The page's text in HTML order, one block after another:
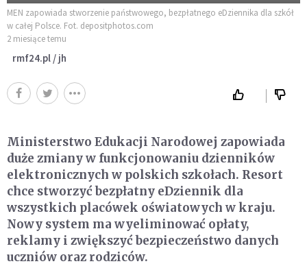
MEN zapowiada stworzenie państwowego, bezpłatnego eDziennika dla szkół
w całej Polsce. Fot. depositphotos.com
2 miesiące temu
rmf24.pl / jh
Ministerstwo Edukacji Narodowej zapowiada
duże zmiany w funkcjonowaniu dzienników
elektronicznych w polskich szkołach. Resort
chce stworzyć bezpłatny eDziennik dla
wszystkich placówek oświatowych w kraju.
Nowy system ma wyeliminować opłaty,
reklamy i zwiększyć bezpieczeństwo danych
uczniów oraz rodziców.